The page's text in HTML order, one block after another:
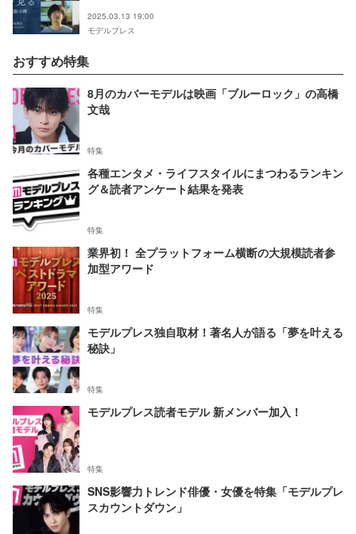
2025.03.13 19:00
モデルプレス
おすすめ特集
8月のカバーモデルは映画「ブルーロック」の高橋
文哉
特集
各種エンタメ・ライフスタイルにまつわるランキン
グ＆読者アンケート結果を発表
特集
業界初！ 全プラットフォーム横断の大規模読者参
加型アワード
特集
モデルプレス独自取材！著名人が語る「夢を叶える
秘訣」
特集
モデルプレス読者モデル 新メンバー加入！
特集
SNS影響力トレンド俳優・女優を特集「モデルプレ
スカウントダウン」